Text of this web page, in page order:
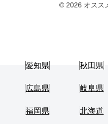
© 2026 オスス
愛知県 秋田県
広島県 岐阜県
福岡県 北海道